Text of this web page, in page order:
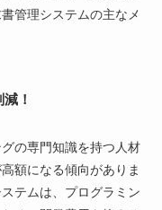
管理システムの主なメ
！
の専門知識を持つ人材
額になる傾向がありま
テムは、プログラミン